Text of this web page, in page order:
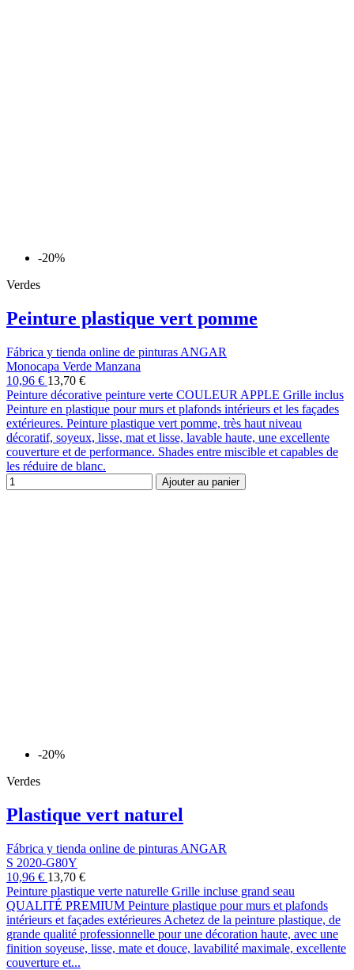
-20%
Verdes
Peinture plastique vert pomme
Fábrica y tienda online de pinturas ANGAR
Monocapa Verde Manzana
10,96 € 13,70 €
Peinture décorative peinture verte COULEUR APPLE Grille inclus
Peinture en plastique pour murs et plafonds intérieurs et les façades
extérieures. Peinture plastique vert pomme, très haut niveau
décoratif, soyeux, lisse, mat et lisse, lavable haute, une excellente
couverture et de performance. Shades entre miscible et capables de
les réduire de blanc.
Ajouter au panier
-20%
Verdes
Plastique vert naturel
Fábrica y tienda online de pinturas ANGAR
S 2020-G80Y
10,96 € 13,70 €
Peinture plastique verte naturelle Grille incluse grand seau
QUALITÉ PREMIUM Peinture plastique pour murs et plafonds
intérieurs et façades extérieures Achetez de la peinture plastique, de
grande qualité professionnelle pour une décoration haute, avec une
finition soyeuse, lisse, mate et douce, lavabilité maximale, excellente
couverture et...